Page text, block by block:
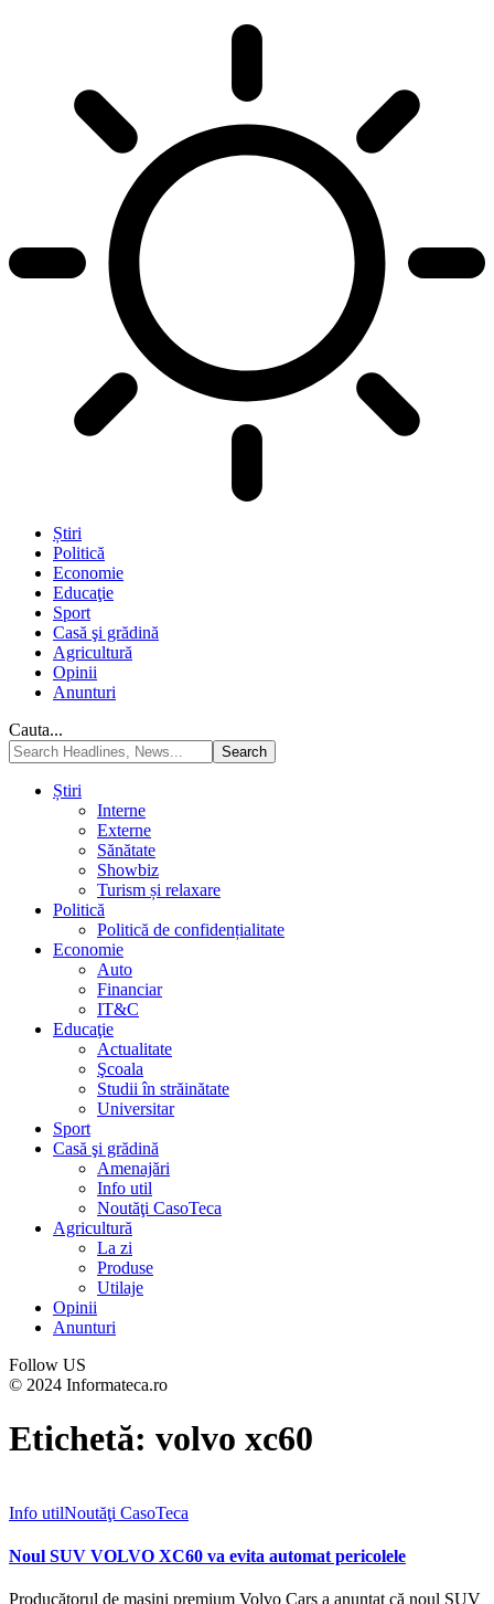
Știri
Politică
Economie
Educaţie
Sport
Casă şi grădină
Agricultură
Opinii
Anunturi
Cauta...
Știri
Interne
Externe
Sănătate
Showbiz
Turism și relaxare
Politică
Politică de confidențialitate
Economie
Auto
Financiar
IT&C
Educaţie
Actualitate
Şcoala
Studii în străinătate
Universitar
Sport
Casă şi grădină
Amenajări
Info util
Noutăţi CasoTeca
Agricultură
La zi
Produse
Utilaje
Opinii
Anunturi
Follow US
© 2024 Informateca.ro
Etichetă: volvo xc60
Info utilNoutăţi CasoTeca
Noul SUV VOLVO XC60 va evita automat pericolele
Producătorul de mașini premium Volvo Cars a anunțat că noul SUV